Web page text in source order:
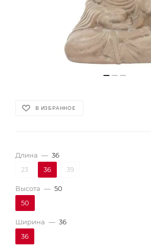
В ИЗБРАННОЕ
Длина — 36
23
36 39
Высота — 50
50
Ширина — 36
36